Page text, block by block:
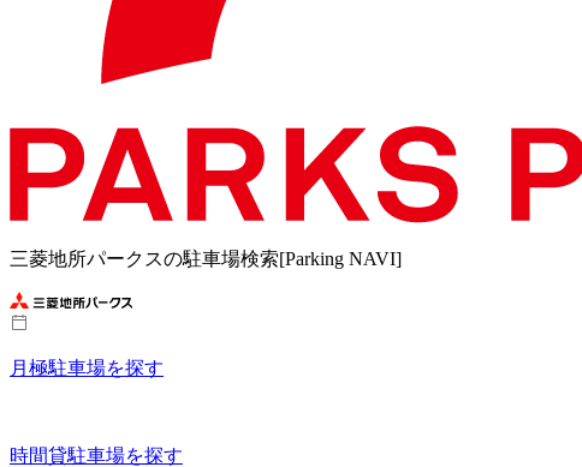
三菱地所パークスの駐車場検索[Parking NAVI]
月極駐車場を探す
時間貸駐車場を探す